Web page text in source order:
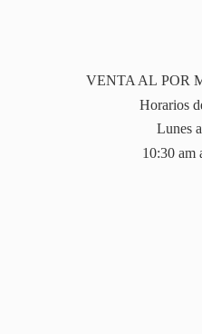
VENTA AL POR
Horarios
Lunes
10:30 am